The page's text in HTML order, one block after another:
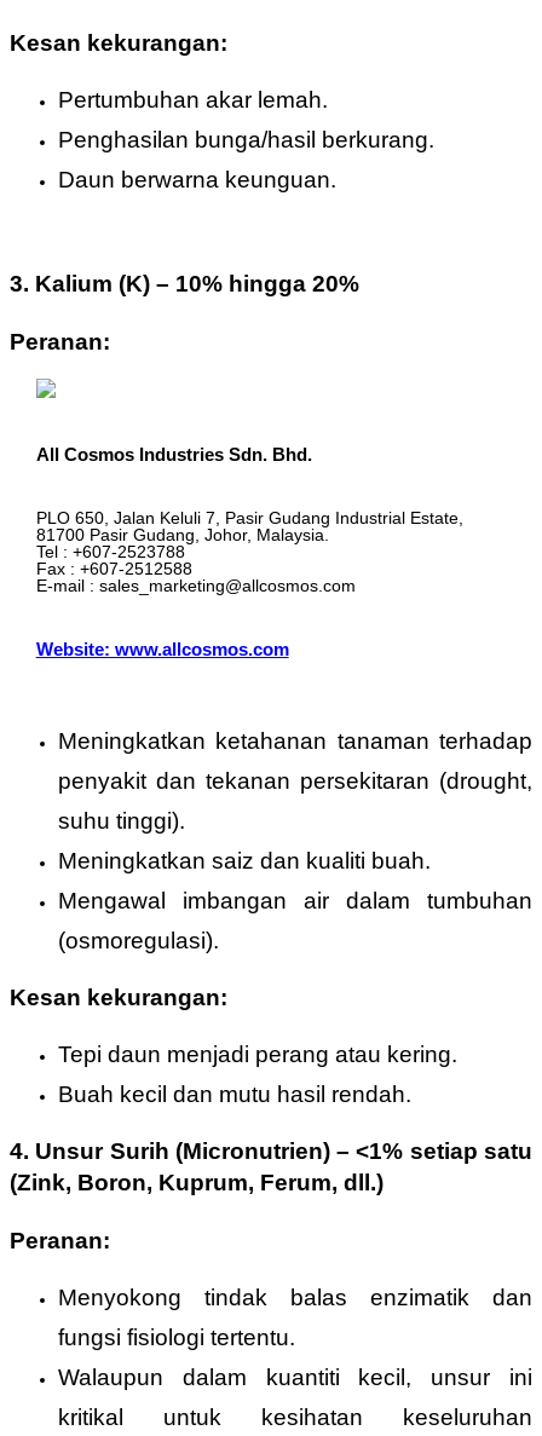
Kesan kekurangan:
Pertumbuhan akar lemah.
Penghasilan bunga/hasil berkurang.
Daun berwarna keunguan.
3. Kalium (K) – 10% hingga 20%
Peranan:
All Cosmos Industries Sdn. Bhd.
PLO 650, Jalan Keluli 7, Pasir Gudang Industrial Estate,
81700 Pasir Gudang, Johor, Malaysia.
Tel : +607-2523788
Fax : +607-2512588
E-mail : sales_marketing@allcosmos.com
Website: www.allcosmos.com
Meningkatkan ketahanan tanaman terhadap
penyakit dan tekanan persekitaran (drought,
suhu tinggi).
Meningkatkan saiz dan kualiti buah.
Mengawal imbangan air dalam tumbuhan
(osmoregulasi).
Kesan kekurangan:
Tepi daun menjadi perang atau kering.
Buah kecil dan mutu hasil rendah.
4. Unsur Surih (Micronutrien)– <1% setiap satu
(Zink, Boron, Kuprum, Ferum, dll.)
Peranan:
Menyokong tindak balas enzimatik dan
fungsi fisiologi tertentu.
Walaupun dalam kuantiti kecil, unsur ini
kritikal untuk kesihatan keseluruhan